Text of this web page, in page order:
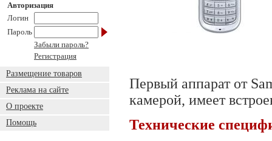
Авторизация
Логин
Пароль
Забыли пароль?
Регистрация
Размещение товаров
Реклама на сайте
О проекте
Помощь
Первый аппарат от
камерой, имеет
Технические